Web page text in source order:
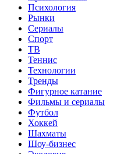
Психология
Рынки
Сериалы
Спорт
ТВ
Теннис
Технологии
Тренды
Фигурное катание
Фильмы и сериалы
Футбол
Хоккей
Шахматы
Шоу-бизнес